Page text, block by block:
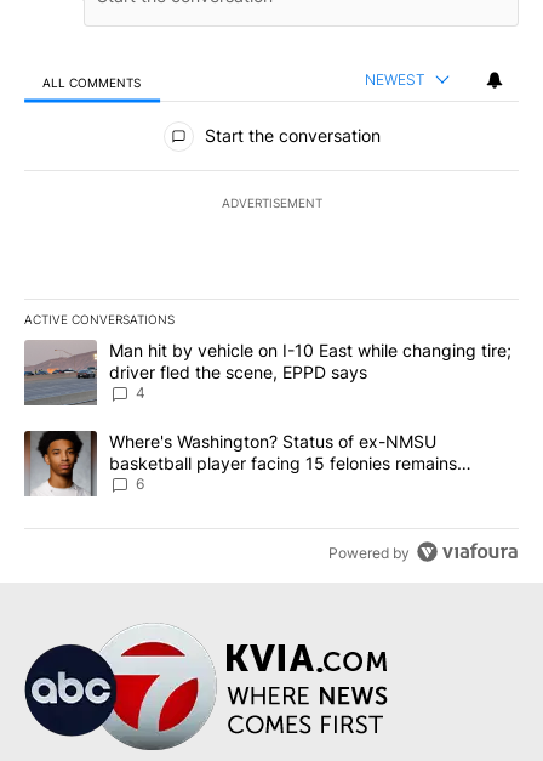
ALL COMMENTS NEWEST
All Comments
Start the conversation
ADVERTISEMENT
ACTIVE CONVERSATIONS
The following is a list of the most commented articles in the last
A trending article titled "Man hit by vehicle on I-10 East while
Man hit by vehicle on I-10 East while changing tire;
driver fled the scene, EPPD says
4
A trending article titled "Where's Washington? Status of ex-
Where's Washington? Status of ex-NMSU
basketball player facing 15 felonies remains
unknown
6
Powered by